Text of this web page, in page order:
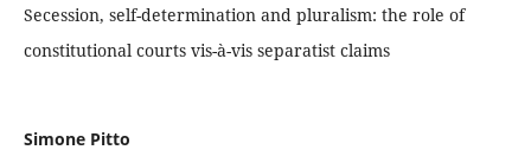
Secession, self-determination and pluralism: the role of
constitutional courts vis-à-vis separatist claims
Simone Pitto